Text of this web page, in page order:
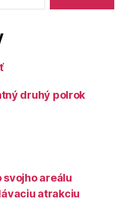
druhý polrok
svojho areálu
atrakciu